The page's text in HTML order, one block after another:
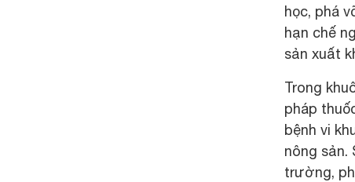
học, phá
hạn chế
sản xuất
Trong
pháp
bệnh vi
nông
trường,